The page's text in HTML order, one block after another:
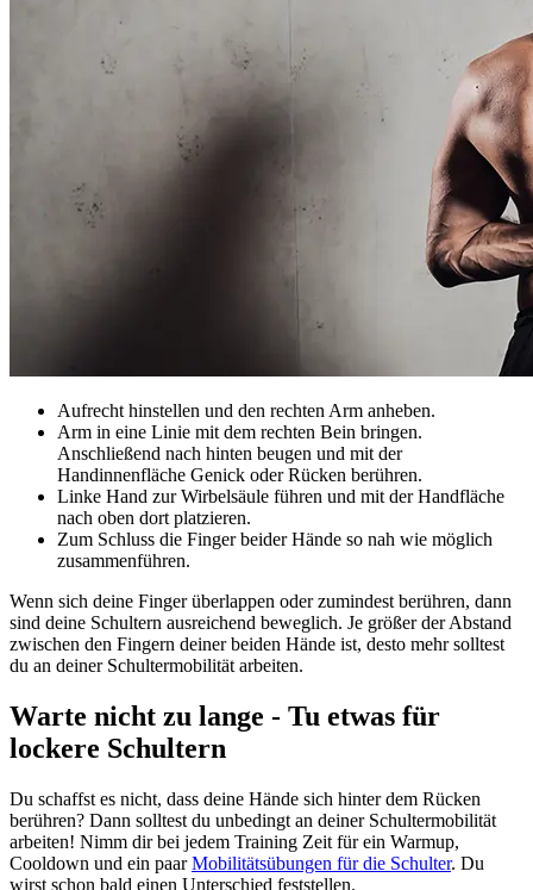
Aufrecht hinstellen und den rechten Arm anheben.
Arm in eine Linie mit dem rechten Bein bringen.
Anschließend nach hinten beugen und mit der
Handinnenfläche Genick oder Rücken berühren.
Linke Hand zur Wirbelsäule führen und mit der Handfläche
nach oben dort platzieren.
Zum Schluss die Finger beider Hände so nah wie möglich
zusammenführen.
Wenn sich deine Finger überlappen oder zumindest berühren, dann
sind deine Schultern ausreichend beweglich. Je größer der Abstand
zwischen den Fingern deiner beiden Hände ist, desto mehr solltest
du an deiner Schultermobilität arbeiten.
Warte nicht zu lange - Tu etwas für
lockere Schultern
Du schaffst es nicht, dass deine Hände sich hinter dem Rücken
berühren? Dann solltest du unbedingt an deiner Schultermobilität
arbeiten! Nimm dir bei jedem Training Zeit für ein Warmup,
Cooldown und ein paarMobilitätsübungen für die Schulter. Du
wirst schon bald einen Unterschied feststellen.